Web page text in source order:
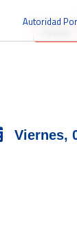
Autoridad
Viernes,